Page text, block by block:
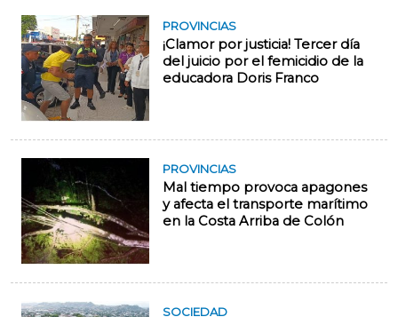
PROVINCIAS
¡Clamor por justicia! Tercer día
del juicio por el femicidio de la
educadora Doris Franco
PROVINCIAS
Mal tiempo provoca apagones
y afecta el transporte marítimo
en la Costa Arriba de Colón
SOCIEDAD